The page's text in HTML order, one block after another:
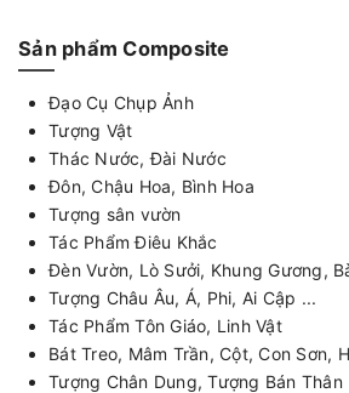
Sản phẩm Composite
Đạo Cụ Chụp Ảnh
Tượng Vật
Thác Nước, Đài Nước
Đôn, Chậu Hoa, Bình Hoa
Tượng sân vườn
Tác Phẩm Điêu Khắc
Đèn Vườn, Lò Sưởi, Khung Gương,
Tượng Châu Âu, Á, Phi, Ai Cập ...
Tác Phẩm Tôn Giáo, Linh Vật
Bát Treo, Mâm Trần, Cột, Con Sơn,
Tượng Chân Dung, Tượng Bán Thân